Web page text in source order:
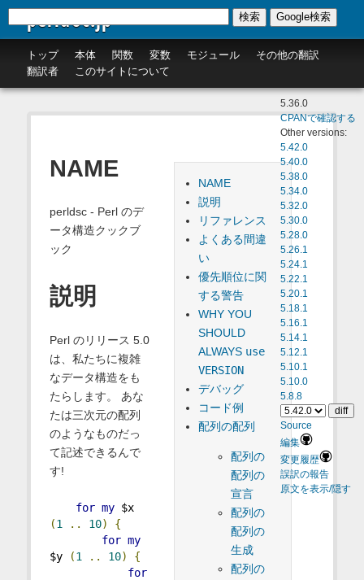
perldoc.jp
トップ 本体 関数 変数 モジュール
その他の翻訳
翻訳者
このサイトについて
検索 Google検索
5.36.0
CPANで確認する
Other versions:
5.42.0
5.40.0
5.38.0
5.34.0
5.32.0
5.30.0
5.28.0
5.26.1
5.24.1
5.22.1
5.20.1
5.18.1
5.16.1
5.14.1
5.12.1
5.10.1
5.10.0
5.8.8
Source
編集
変更履歴
誤訳の報告
原文を表示/隠す
NAME
説明
リファレンス
よくある間違
い
優先順位に関
する警告
WHY YOU
SHOULD
ALWAYS use
VERSION
デバッグ
コード例
配列の配列
配列の
配列の
宣言
配列の
配列の
生成
配列の
NAME
perldsc - Perl のデ
ータ構造クックブ
ック
説明
Perl のリリース 5.0
は、私たちに複雑
なデータ構造をも
たらします。 あな
たは三次元の配列
のようなものだっ
て記述できるんで
す!
for my
$x
(1 .. 10)
{
for my
$y
(1 .. 10)
{
for